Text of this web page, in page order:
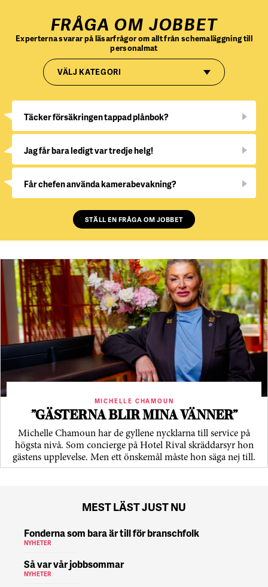
FRÅGA OM JOBBET
Experterna svarar på läsarfrågor om allt från schemaläggning till
personalmat
VÄLJ KATEGORI
Täcker försäkringen tappad plånbok?
Jag får bara ledigt var tredje helg!
Får chefen använda kamerabevakning?
STÄLL EN FRÅGA OM JOBBET
MICHELLE CHAMOUN
”GÄSTERNA BLIR MINA VÄNNER”
Michelle Chamoun har de gyllene nycklarna till service på
högsta nivå. Som concierge på Hotel Rival skräddarsyr hon
gästens upp­levelse. Men ett önskemål måste hon säga nej till.
MEST LÄST JUST NU
Fonderna som bara är till för branschfolk
NYHETER
Så var vår jobbsommar
NYHETER